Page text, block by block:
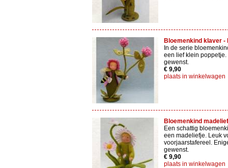
Bloemenkind klaver -
In de serie
een lief klein
gewenst.
€ 9,90
plaats in winkelwagen
Bloemenkind
Een schattig
een madeliefje. Leuk
voorjaarstafereel.
gewenst.
€ 9,90
plaats in winkelwagen